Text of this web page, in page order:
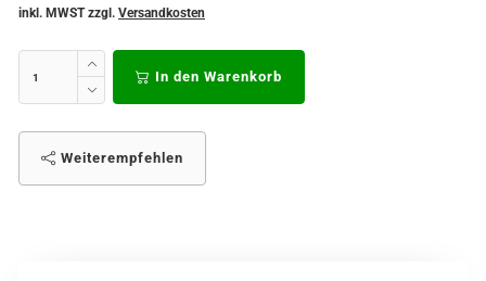
inkl. MWST zzgl. Versandkosten
In den Warenkorb
Weiterempfehlen